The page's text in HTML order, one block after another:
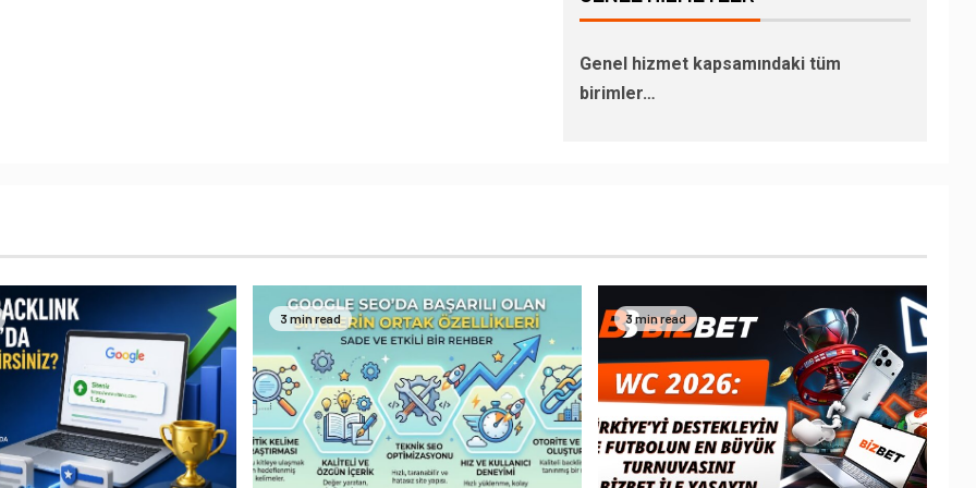
Genel hizmet kapsamındaki tüm
birimler…
3 min read 3 min read